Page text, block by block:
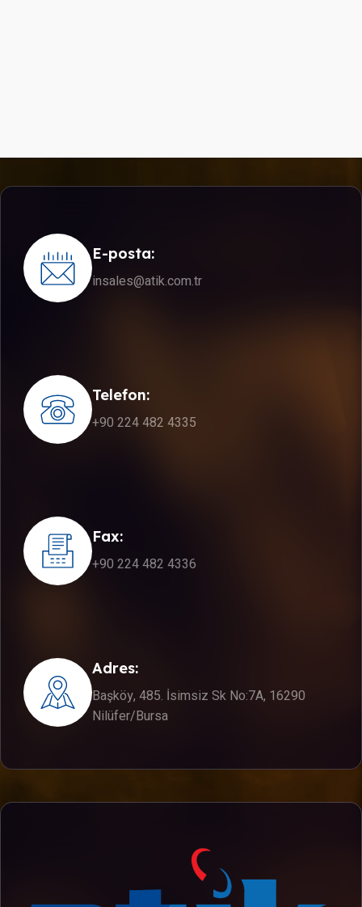
E-posta:
insales@atik.com.tr
Telefon:
+90 224 482 4335
Fax:
+90 224 482 4336
Adres:
Başköy, 485. İsimsiz Sk No:7A, 16290
Nilüfer/Bursa